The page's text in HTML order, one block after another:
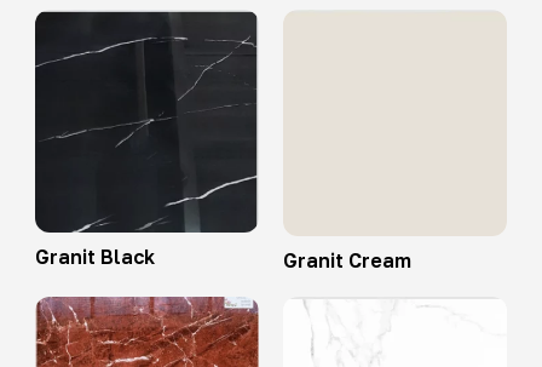
Granit Black Granit Cream